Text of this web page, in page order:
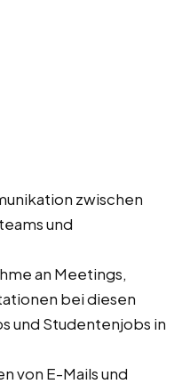
zwischen
und
an Meetings,
bei diesen
und Studentenjobs in
von E-Mails und